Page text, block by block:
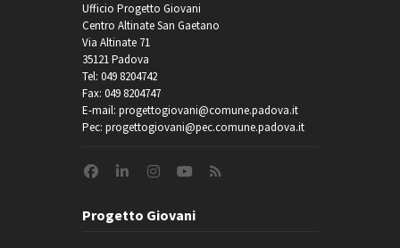
Ufficio Progetto Giovani
Centro Altinate San Gaetano
Via Altinate 71
35121 Padova
Tel: 049 8204742
Fax: 049 8204747
E-mail: progettogiovani@comune.padova.it
Pec: progettogiovani@pec.comune.padova.it
Progetto Giovani